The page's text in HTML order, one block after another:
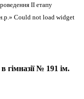
ІІ етапу
Could not load widget
гімназії № 191 ім.